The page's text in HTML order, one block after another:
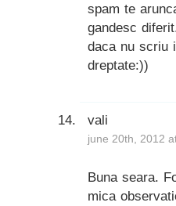
spam te
gandesc
daca nu scriu
dreptate:))
vali
june 20th, 2012
Buna seara.
mica